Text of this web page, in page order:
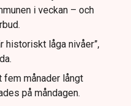
i veckan – och
historiskt låga nivåer”,
fem månader långt
på måndagen.